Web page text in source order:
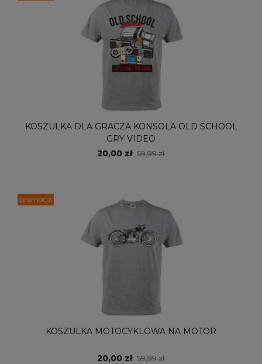
KOSZULKA DLA GRACZA KONSOLA OLD SCHOOL
GRY VIDEO
20,00 zł 59,99 zł
KOSZULKA MOTOCYKLOWA NA MOTOR
20,00 zł 59,99 zł
promocja